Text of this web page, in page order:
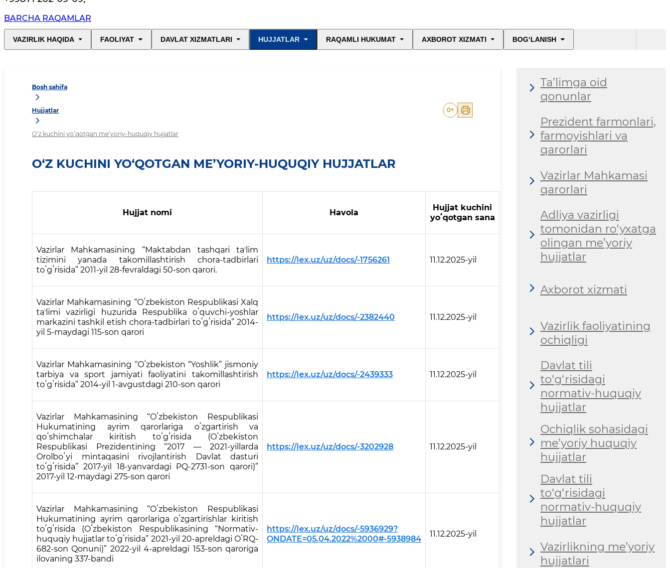
BARCHA RAQAMLAR
VAZIRLIK HAQIDA FAOLIYAT DAVLAT XIZMATLARI HUJJATLAR RAQAMLI HUKUMAT AXBOROT XIZMATI BOG‘LANISH
Bosh sahifa
Hujjatlar
O‘z kuchini yo‘qotgan me’yoriy-huquqiy hujjatlar
0+
O‘Z KUCHINI YO‘QOTGAN ME’YORIY-HUQUQIY HUJJATLAR
Hujjat nomi Havola
Hujjat kuchini
yoʻqotgan sana
Vazirlar Mahkamasining “Maktabdan tashqari taʼlim
tizimini yanada takomillashtirish chora-tadbirlari
toʻgʻrisida” 2011-yil 28-fevraldagi 50-son qarori.
https://lex.uz/uz/docs/-1756261 11.12.2025-yil
Vazirlar Mahkamasining “Oʻzbekiston Respublikasi Xalq
taʼlimi vazirligi huzurida Respublika oʻquvchi-yoshlar
markazini tashkil etish chora-tadbirlari toʻgʻrisida” 2014-
yil 5-maydagi 115-son qarori
https://lex.uz/uz/docs/-2382440 11.12.2025-yil
Vazirlar Mahkamasining “Oʻzbekiston “Yoshlik” jismoniy
tarbiya va sport jamiyati faoliyatini takomillashtirish
toʻgʻrisida” 2014-yil 1-avgustdagi 210-son qarori
https://lex.uz/uz/docs/-2439333 11.12.2025-yil
Vazirlar Mahkamasining “Oʻzbekiston Respublikasi
Hukumatining ayrim qarorlariga oʻzgartirish va
qoʻshimchalar kiritish toʻgʻrisida (Oʻzbekiston
Respublikasi Prezidentining “2017 — 2021-yillarda
Orolboʻyi mintaqasini rivojlantirish Davlat dasturi
toʻgʻrisida” 2017-yil 18-yanvardagi PQ-2731-son qarori)”
2017-yil 12-maydagi 275-son qarori
https://lex.uz/uz/docs/-3202928 11.12.2025-yil
Vazirlar Mahkamasining “Oʻzbekiston Respublikasi
Hukumatining ayrim qarorlariga oʻzgartirishlar kiritish
toʻgʻrisida (Oʻzbekiston Respublikasining “Normativ-
huquqiy hujjatlar toʻgʻrisida” 2021-yil 20-apreldagi OʻRQ-
682-son Qonuni)” 2022-yil 4-apreldagi 153-son qaroriga
ilovaning 337-bandi
https://lex.uz/uz/docs/-5936929?
ONDATE=05.04.2022%2000#-5938984
11.12.2025-yil
Ta’limga oid
qonunlar
Prezident farmonlari,
farmoyishlari va
qarorlari
Vazirlar Mahkamasi
qarorlari
Adliya vazirligi
tomonidan ro‘yxatga
olingan me’yoriy
hujjatlar
Axborot xizmati
Vazirlik faoliyatining
ochiqligi
Davlat tili
to‘g‘risidagi
normativ-huquqiy
hujjatlar
Ochiqlik sohasidagi
me’yoriy huquqiy
hujjatlar
Davlat tili
to‘g‘risidagi
normativ-huquqiy
hujjatlar
Vazirlikning me’yoriy
hujjatlari